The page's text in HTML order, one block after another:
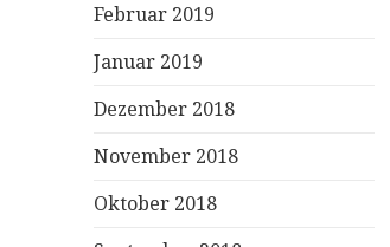
Februar 2019
Januar 2019
Dezember 2018
November 2018
Oktober 2018